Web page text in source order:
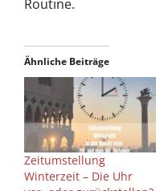
Routine.
Ähnliche Beiträge
Zeitumstellung
Winterzeit – Die Uhr